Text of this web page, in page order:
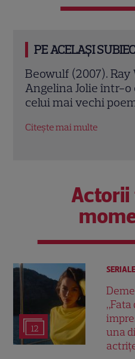
PE ACELAȘI
Jack Ryan: Agentul
Chris Pine și Kevin
contra cronometru
12
una